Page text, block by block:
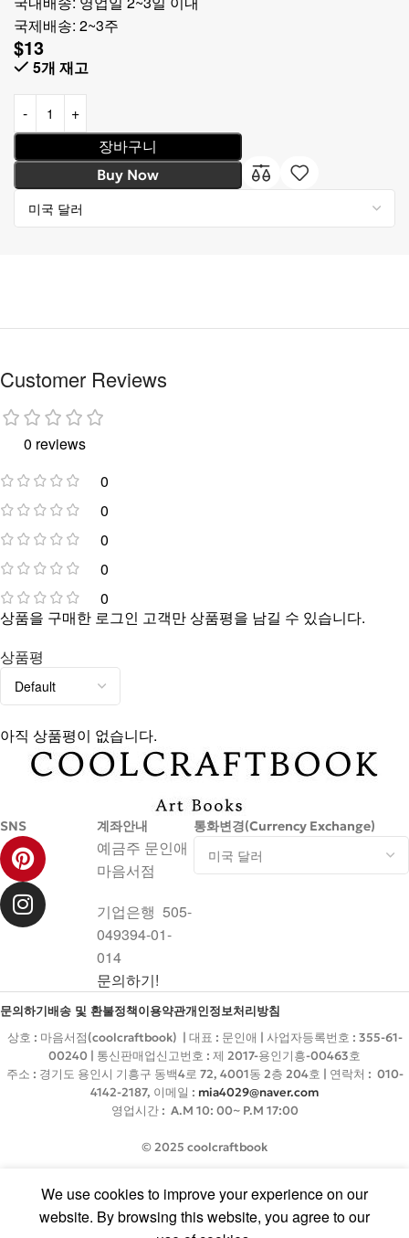
국제배송: 2~3주
$13
5개 재고
장바구니
Buy Now
Customer Reviews
0 reviews
0
0
0
0
0
상품평
아직 상품평이 없습니다.
상품을 구매한 로그인 고객만 상품평을 남길 수 있습니다.
SNS 계좌안내
예금주 문인애
마음서점
기업은행 505-
049394-01-
014
문의하기!
통화변경(Currency Exchange)
문의하기배송 및 환불정책이용약관개인정보처리방침
상호 : 마음서점(coolcraftbook) | 대표 : 문인애 | 사업자등록번호 : 355-61-
00240 | 통신판매업신고번호 : 제 2017-용인기흥-00463호
주소 : 경기도 용인시 기흥구 동백4로 72, 4001동 2층 204호 | 연락처 : 010-
4142-2187, 이메일 : mia4029@naver.com
영업시간 : A.M 10: 00~ P.M 17:00
© 2025 coolcraftbook
We use cookies to improve your experience on our
website. By browsing this website, you agree to our